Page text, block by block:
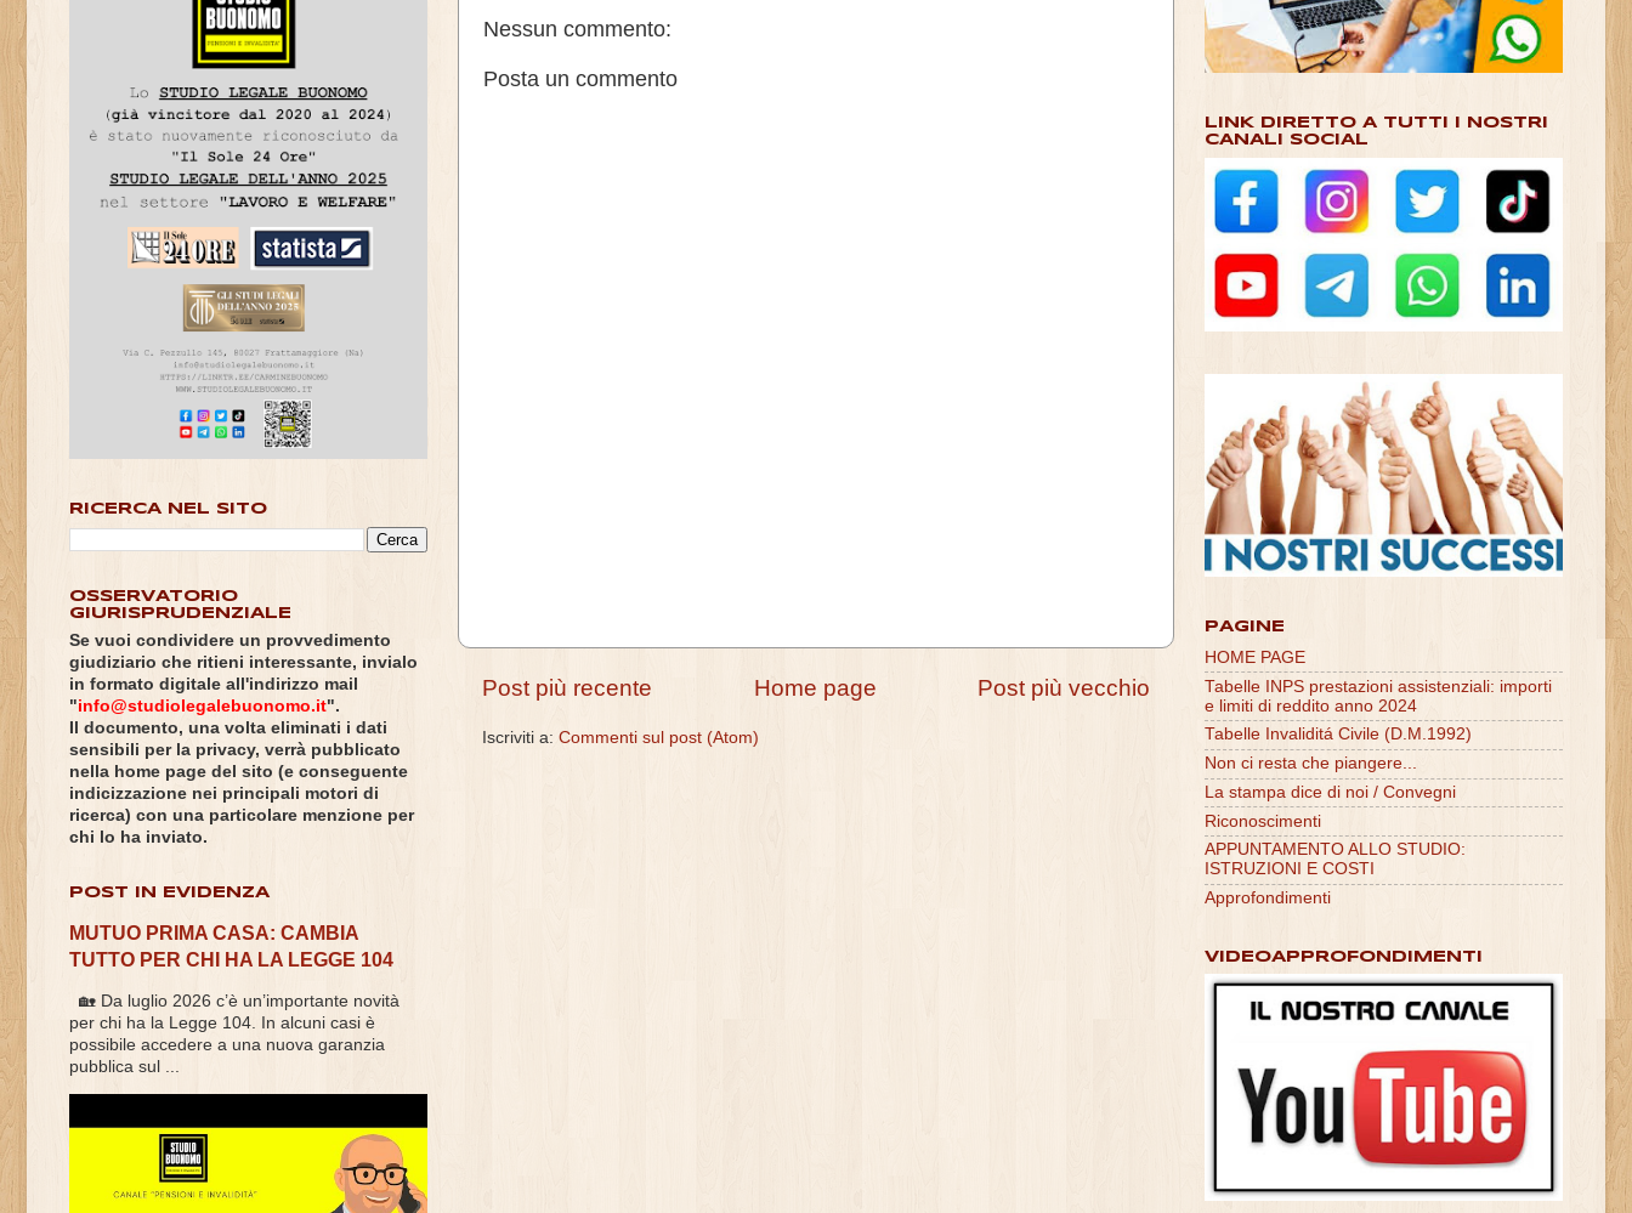
Nessun commento:
Posta un commento
Post più recente Post più vecchio
Home page
Iscriviti a: Commenti sul post (Atom)
RICERCA NEL SITO
OSSERVATORIO
GIURISPRUDENZIALE
Se vuoi condividere un provvedimento
giudiziario che ritieni interessante, invialo
in formato digitale all'indirizzo mail
"info@studiolegalebuonomo.it".
Il documento, una volta eliminati i dati
sensibili per la privacy, verrà pubblicato
nella home page del sito (e conseguente
indicizzazione nei principali motori di
ricerca) con una particolare menzione per
chi lo ha inviato.
POST IN EVIDENZA
MUTUO PRIMA CASA: CAMBIA
TUTTO PER CHI HA LA LEGGE 104
🏡 Da luglio 2026 c’è un’importante novità
per chi ha la Legge 104. In alcuni casi è
possibile accedere a una nuova garanzia
pubblica sul ...
LINK DIRETTO A TUTTI I NOSTRI
CANALI SOCIAL
PAGINE
HOME PAGE
Tabelle INPS prestazioni assistenziali: importi
e limiti di reddito anno 2024
Tabelle Invaliditá Civile (D.M.1992)
Non ci resta che piangere...
La stampa dice di noi / Convegni
Riconoscimenti
APPUNTAMENTO ALLO STUDIO:
ISTRUZIONI E COSTI
Approfondimenti
VIDEOAPPROFONDIMENTI